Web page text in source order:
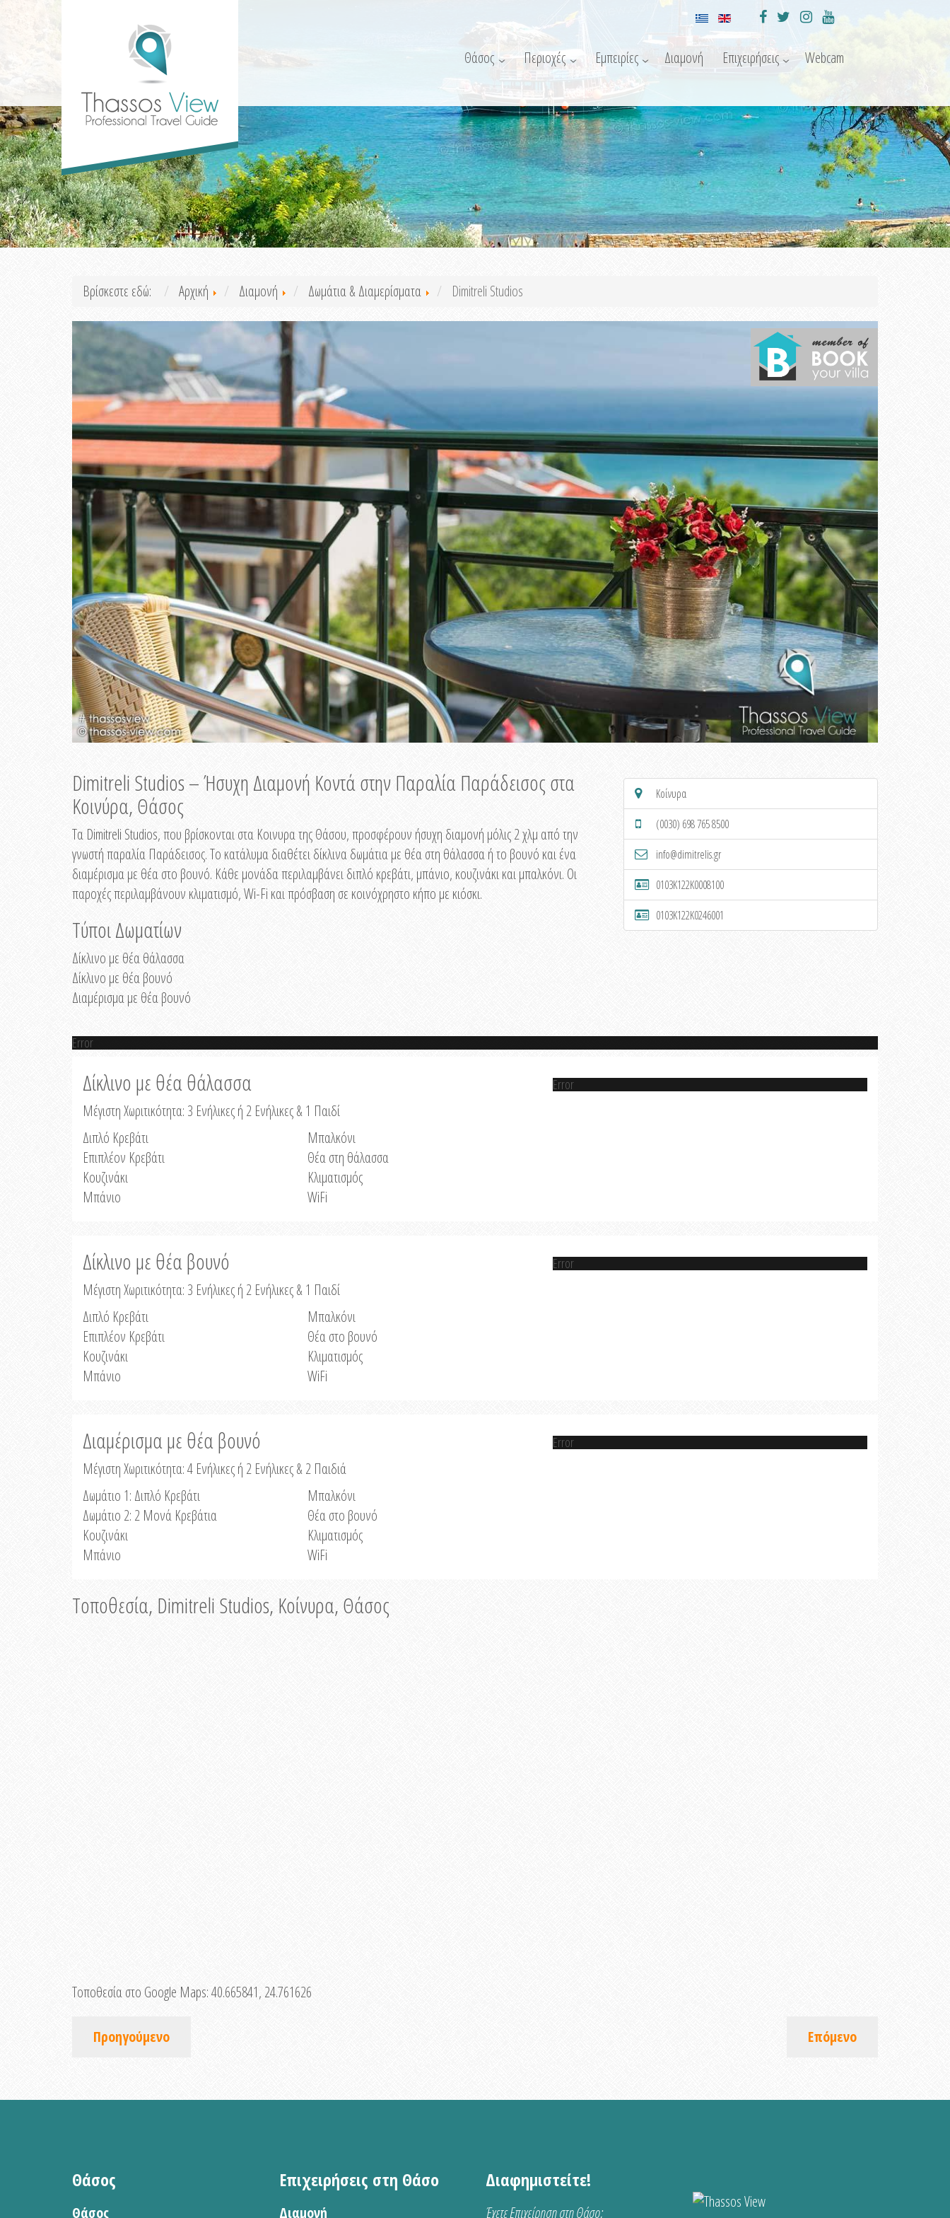
Θάσος Περιοχές Εμπειρίες Διαμονή Επιχειρήσεις Webcam
Βρίσκεστε εδώ: Αρχική Διαμονή Δωμάτια & Διαμερίσματα Dimitreli Studios
Dimitreli Studios – Ήσυχη Διαμονή Κοντά στην Παραλία Παράδεισος στα
Κοινύρα, Θάσος
Τα Dimitreli Studios, που βρίσκονται στα Κοινυρα της Θάσου, προσφέρουν ήσυχη διαμονή μόλις 2 χλμ από την
γνωστή παραλία Παράδεισος. Το κατάλυμα διαθέτει δίκλινα δωμάτια με θέα στη θάλασσα ή το βουνό και ένα
διαμέρισμα με θέα στο βουνό. Κάθε μονάδα περιλαμβάνει διπλό κρεβάτι, μπάνιο, κουζινάκι και μπαλκόνι. Οι
παροχές περιλαμβάνουν κλιματισμό, Wi-Fi και πρόσβαση σε κοινόχρηστο κήπο με κιόσκι.
Τύποι Δωματίων
Δίκλινο με θέα θάλασσα
Δίκλινο με θέα βουνό
Διαμέρισμα με θέα βουνό
Κοίνυρα
(0030) 698 765 8500
info@dimitrelis.gr
0103K122K0008100
0103K122K0246001
Error
Δίκλινο με θέα θάλασσα
Μέγιστη Χωριτικότητα: 3 Ενήλικες ή 2 Ενήλικες & 1 Παιδί
Διπλό Κρεβάτι
Επιπλέον Κρεβάτι
Κουζινάκι
Μπάνιο
Μπαλκόνι
Θέα στη θάλασσα
Κλιματισμός
WiFi
Error
Δίκλινο με θέα βουνό
Μέγιστη Χωριτικότητα: 3 Ενήλικες ή 2 Ενήλικες & 1 Παιδί
Διπλό Κρεβάτι
Επιπλέον Κρεβάτι
Κουζινάκι
Μπάνιο
Μπαλκόνι
Θέα στο βουνό
Κλιματισμός
WiFi
Error
Διαμέρισμα με θέα βουνό
Μέγιστη Χωριτικότητα: 4 Ενήλικες ή 2 Ενήλικες & 2 Παιδιά
Δωμάτιο 1: Διπλό Κρεβάτι
Δωμάτιο 2: 2 Μονά Κρεβάτια
Κουζινάκι
Μπάνιο
Μπαλκόνι
Θέα στο βουνό
Κλιματισμός
WiFi
Error
Τοποθεσία, Dimitreli Studios, Κοίνυρα, Θάσος
Τοποθεσία στο Google Maps:40.665841, 24.761626
Προηγούμενο Επόμενο
Θάσος
Θάσος
Επιχειρήσεις στη Θάσο
Διαμονή
Διαφημιστείτε!
Έχετε Επιχείρηση στη Θάσο;